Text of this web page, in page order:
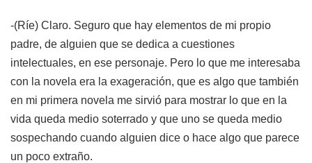
-(Ríe) Claro. Seguro que hay elementos de mi propio
padre, de alguien que se dedica a cuestiones
intelectuales, en ese personaje. Pero lo que me interesaba
con la novela era la exageración, que es algo que también
en mi primera novela me sirvió para mostrar lo que en la
vida queda medio soterrado y que uno se queda medio
sospechando cuando alguien dice o hace algo que parece
un poco extraño.